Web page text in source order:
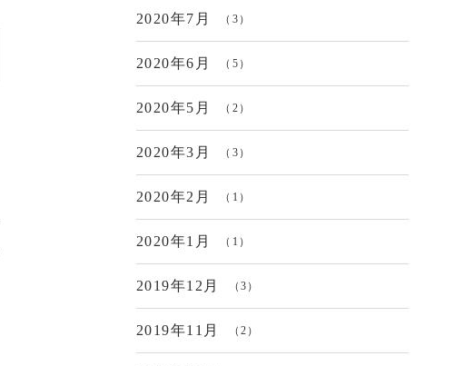
2020年7月 （3）
2020年6月 （5）
2020年5月 （2）
2020年3月 （3）
2020年2月 （1）
2020年1月 （1）
2019年12月 （3）
2019年11月 （2）